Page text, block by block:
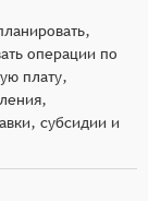
операции по
плату,
субсидии и